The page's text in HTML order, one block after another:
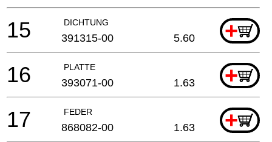
DICHTUNG +
15 391315-00 5.60
PLATTE +
16 393071-00 1.63
FEDER +
17 868082-00 1.63